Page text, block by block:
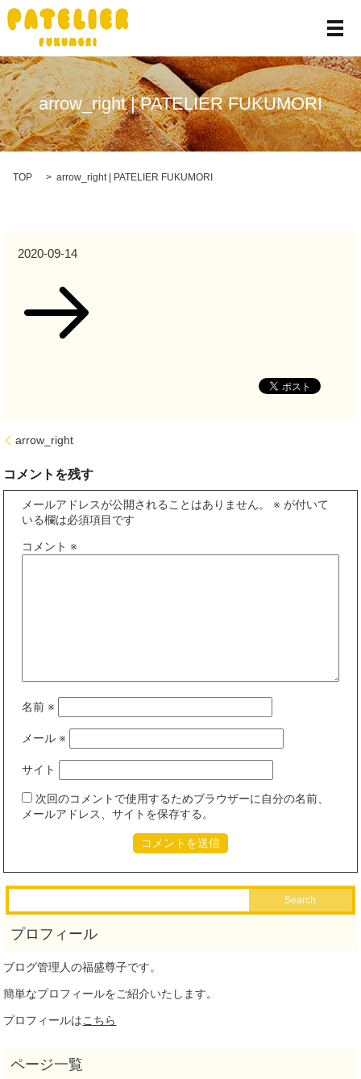
メ
arrow_right | PATELIER FUKUMORI
TOP arrow_right | PATELIER FUKUMORI
2020-09-14
arrow_right
コメントを残す
メールアドレスが公開されることはありません。 ※ が付いて
いる欄は必須項目です
コメント ※
名前 ※
メール ※
サイト
次回のコメントで使用するためブラウザーに自分の名前、
メールアドレス、サイトを保存する。
ブログ管理人の福盛尊子です。
簡単なプロフィールをご紹介いたします。
プロフィールはこちら